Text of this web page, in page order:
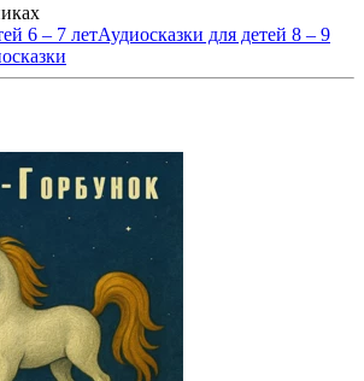
6 – 7 летАудиосказки для детей 8 – 9